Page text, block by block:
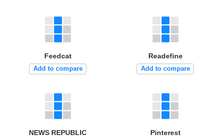
Feedcat
Add to compare
Readefine
Add to compare
NEWS REPUBLIC Pinterest